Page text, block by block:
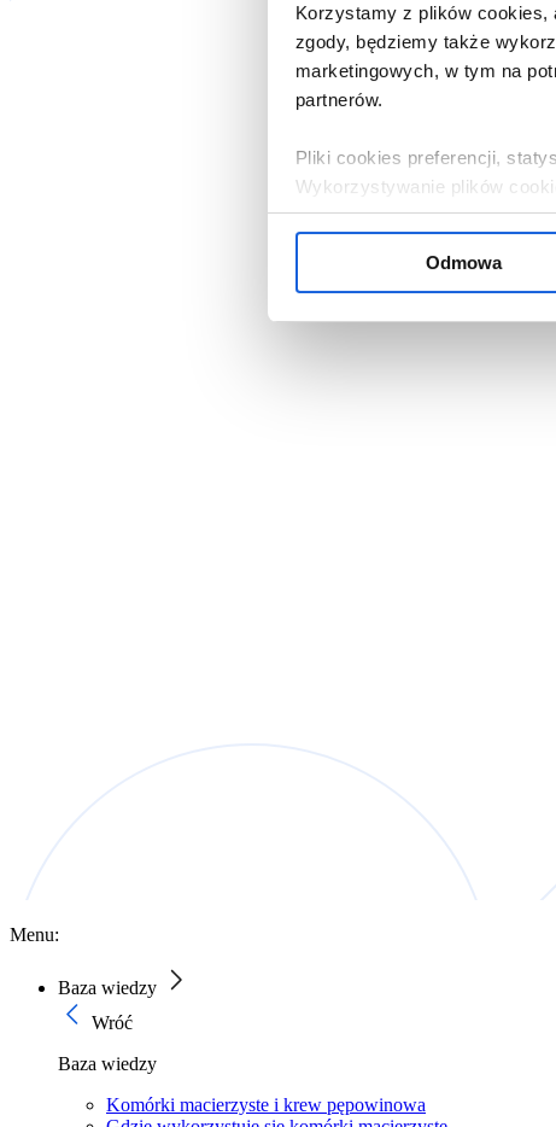
Korzystamy z plików cookies,
zgody, będziemy także
marketingowych, w tym na
partnerów.
Pliki cookies preferencji,
Wykorzystywanie plików
zgoda.
Jeżeli zgadza się Pani / Pan,
Odmowa
Menu:
Baza wiedzy
Wróć
Baza wiedzy
Komórki macierzyste i krew pępowinowa